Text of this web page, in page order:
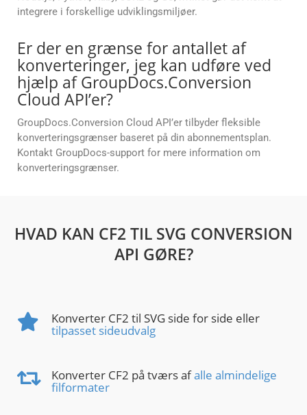
integrere i forskellige udviklingsmiljøer.
Er der en grænse for antallet af
konverteringer, jeg kan udføre ved
hjælp af GroupDocs.Conversion
Cloud API’er?
GroupDocs.Conversion Cloud API’er tilbyder fleksible
konverteringsgrænser baseret på din abonnementsplan.
Kontakt GroupDocs-support for mere information om
konverteringsgrænser.
HVAD KAN CF2 TIL SVG CONVERSION
API GØRE?
Konverter CF2 til SVG side for side eller
tilpasset sideudvalg
Konverter CF2 på tværs afalle almindelige
filformater